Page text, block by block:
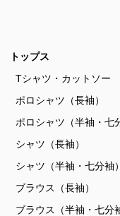
トップス
Tシャツ・カットソー
ポロシャツ（長袖）
ポロシャツ（半袖・七
シャツ（長袖）
シャツ（半袖・七分袖）
ブラウス（長袖）
ブラウス（半袖・七分